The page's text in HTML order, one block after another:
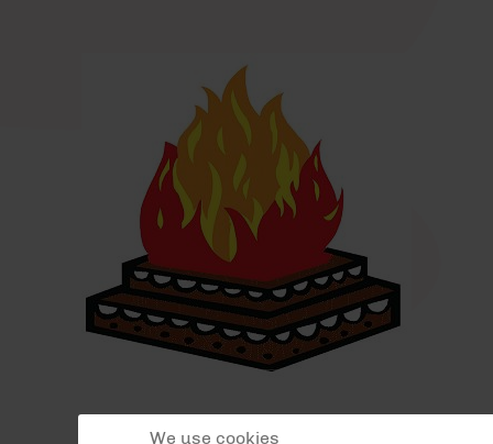
We use cookies